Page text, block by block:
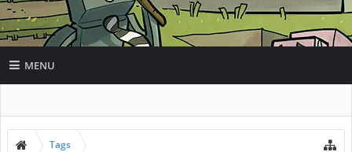
MENU
Tags